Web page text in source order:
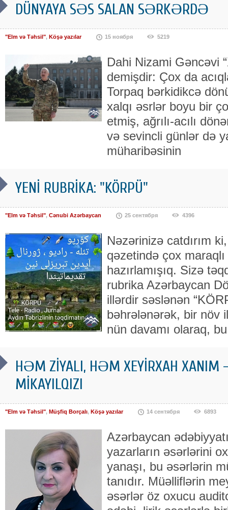
DÜNYAYA SƏS SALAN SƏRKƏRDƏ
"Elm və Təhsil", Köşə yazılar 15 ноября 5219
Dahi Nizami Gəncəvi
demişdir: Çox da
Torpaq bərkidikcə
xalqı əsrlər boyu bir
etmiş, ağrılı-acılı
və sevincli günlər də
müharibəsinin
YENİ RUBRİKA: "KÖRPÜ"
"Elm və Təhsil", Cənubi Azərbaycan 25 сентября 4396
Nəzərinizə catdırım
qəzetində çox
hazırlamışıq. Sizə
rubrika Azərbaycan
illərdir səslənən
bəhrələnərək, bir növ
nün davamı olaraq, bu
HƏM ZİYALI, HƏM XEYİRXAH XANIM
MİKAYILQIZI
"Elm və Təhsil", Müşfiq Borçalı, Köşə yazılar 14 сентября 6893
Azərbaycan
yazarların əsərlərini
yanaşı, bu əsərlərin
tanıdır. Müəlliflərin
əsərlər öz oxucu